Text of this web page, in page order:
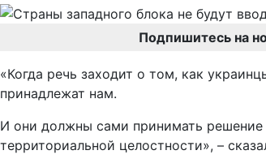
Подпишитесь на
«Когда речь заходит о том, как
принадлежат нам.
И они должны сами принимать решение
территориальной целостности», –